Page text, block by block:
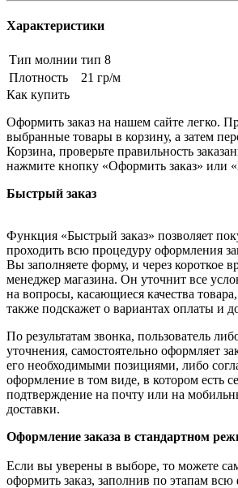
Характеристики
Тип молнии тип 8
Плотность
21 гр/м
Как купить
Оформить заказ на нашем сайте легко.
выбранные товары в корзину, а затем
Корзина, проверьте правильность
нажмите кнопку «Оформить заказ» или
Быстрый заказ
Функция «Быстрый заказ» позволяет
проходить всю процедуру оформления
Вы заполняете форму, и через короткое
менеджер магазина. Он уточнит все
на вопросы, касающиеся качества
также подскажет о вариантах оплаты и
По результатам звонка, пользователь
уточнения, самостоятельно оформляет
его необходимыми позициями, либо
оформление в том виде, в котором есть
подтверждение на почту или на
доставки.
Оформление заказа в стандартном
Если вы уверены в выборе, то можете
оформить заказ, заполнив по этапам всю